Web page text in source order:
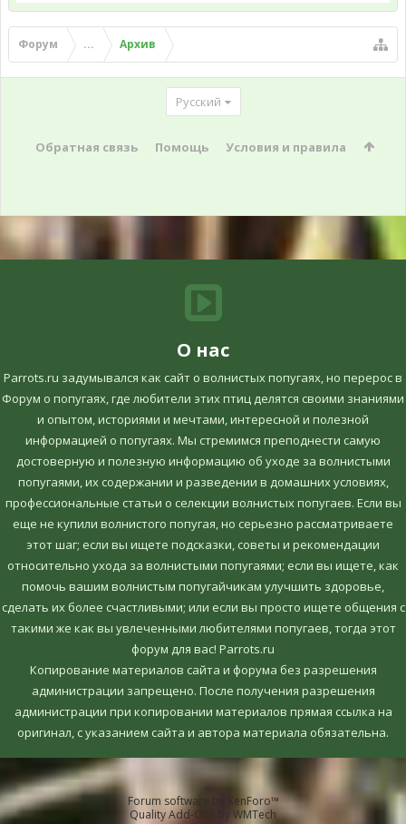
Форум ... Архив
Русский
Обратная связь Помощь Условия и правила
О нас
Parrots.ru задумывался как сайт о волнистых попугаях, но перерос в
Форум о попугаях, где любители этих птиц делятся своими знаниями
и опытом, историями и мечтами, интересной и полезной
информацией о попугаях. Мы стремимся преподнести самую
достоверную и полезную информацию об уходе за волнистыми
попугаями, их содержании и разведении в домашних условиях,
профессиональные статьи о селекции волнистых попугаев. Если вы
еще не купили волнистого попугая, но серьезно рассматриваете
этот шаг; если вы ищете подсказки, советы и рекомендации
относительно ухода за волнистыми попугаями; если вы ищете, как
помочь вашим волнистым попугайчикам улучшить здоровье,
сделать их более счастливыми; или если вы просто ищете общения с
такими же как вы увлеченными любителями попугаев, тогда этот
форум для вас! Parrots.ru
Копирование материалов сайта и форума без разрешения
администрации запрещено. После получения разрешения
администрации при копировании материалов прямая ссылка на
оригинал, c указанием сайта и автора материала обязательна.
Forum software by XenForo™
Quality Add-Ons by WMTech